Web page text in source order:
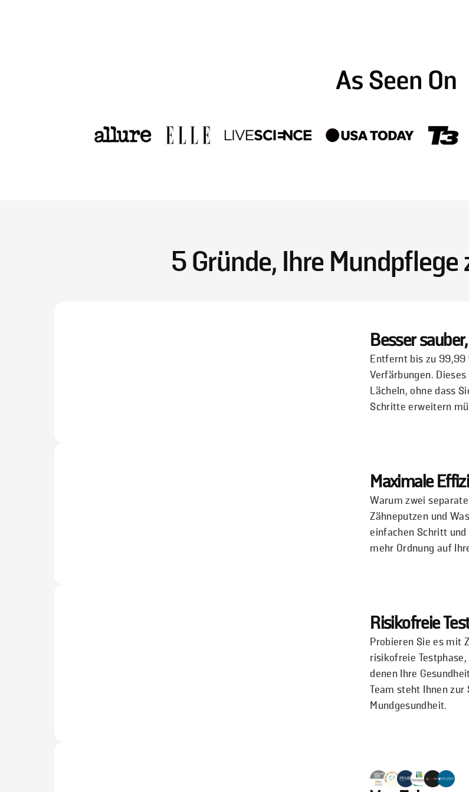
5 Gründe, Ihre Mundpflege
Besser
Entfernt bis zu 99,99
Verfärbungen.
Lächeln, ohne dass
Schritte erweitern
Maximale
Warum zwei
Zähneputzen und
einfachen Schritt
mehr Ordnung auf
Risikofreie
Probieren Sie es mit
risikofreie
denen Ihre
Team steht Ihnen
Mundgesundheit.